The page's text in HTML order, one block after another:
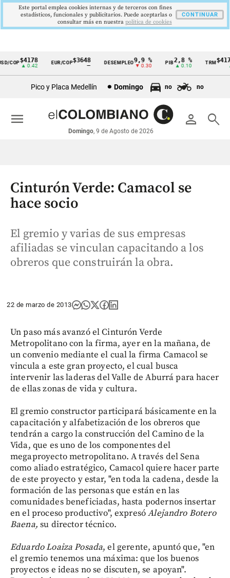
Cintillo
económicos
Colombia
COP$4178
▲ 0.42
EUR/COP$3648 DESEMPLEO 9,9 %
▼ 0.30
PIB2,8 %
▲ 0.10
TRM
▲
Pico y Placa Medellín Domingo no no
person search
Domingo, 9 de Agosto de 2026
menu
Cinturón Verde: Camacol se
hace socio
El gremio y varias de sus empresas
afiliadas se vinculan capacitando a los
obreros que construirán la obra.
22 de marzo de 2013
Un paso más avanzó el Cinturón Verde
Metropolitano con la firma, ayer en la mañana, de
un convenio mediante el cual la firma Camacol se
vincula a este gran proyecto, el cual busca
intervenir las laderas del Valle de Aburrá para hacer
de ellas zonas de vida y cultura.
El gremio constructor participará básicamente en la
capacitación y alfabetización de los obreros que
tendrán a cargo la construcción del Camino de la
Vida, que es uno de los componentes del
megaproyecto metropolitano. A través del Sena
como aliado estratégico, Camacol quiere hacer parte
de este proyecto y estar, "en toda la cadena, desde la
formación de las personas que están en las
comunidades beneficiadas, hasta podernos insertar
en el proceso productivo", expresóAlejandro Botero
Baena,su director técnico.
Eduardo Loaiza Posada, el gerente, apuntó que, "en
el gremio tenemos una máxima: que los buenos
proyectos e ideas no se discuten, se apoyan".
Este portal emplea cookies internas y de terceros con fines
estadísticos, funcionales y publicitarios. Puede aceptarlas o
consultar más en nuestra politica de cookies
CONTINUAR